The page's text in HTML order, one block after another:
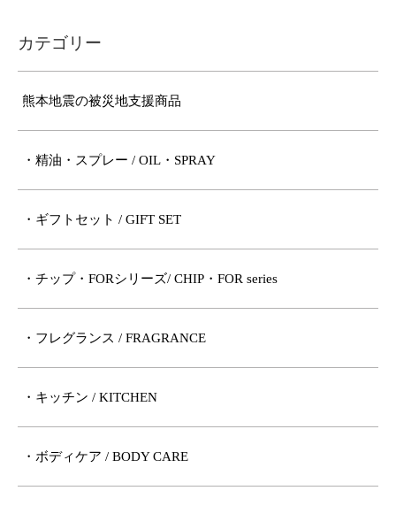
カテゴリー
熊本地震の被災地支援商品
・精油・スプレー / OIL・SPRAY
・ギフトセット / GIFT SET
・チップ・FORシリーズ/ CHIP・FOR series
・フレグランス / FRAGRANCE
・キッチン / KITCHEN
・ボディケア / BODY CARE